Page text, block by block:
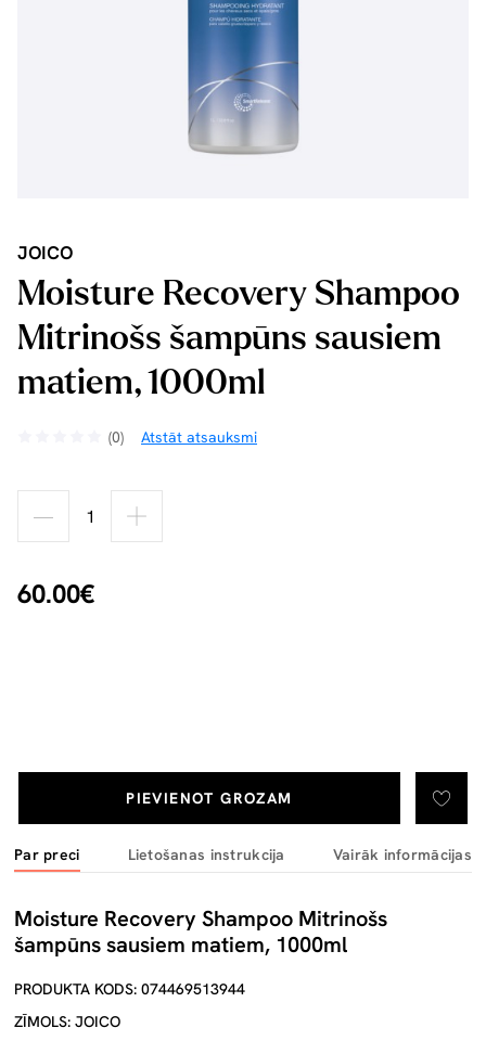
JOICO
Moisture Recovery Shampoo
Mitrinošs šampūns sausiem
matiem, 1000ml
(0) Atstāt atsauksmi
60.00€
PIEVIENOT GROZAM
Par preci Lietošanas instrukcija Vairāk informācijas
Moisture Recovery Shampoo Mitrinošs
šampūns sausiem matiem, 1000ml
PRODUKTA KODS: 074469513944
ZĪMOLS: JOICO